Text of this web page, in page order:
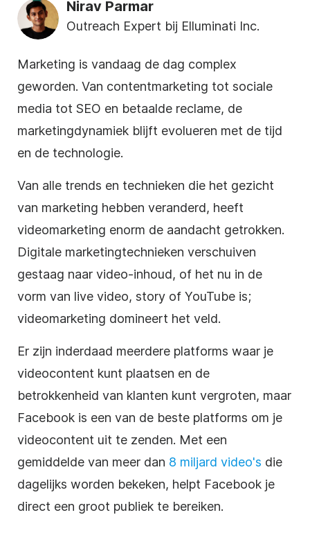
Nirav Parmar
Outreach Expert bij Elluminati Inc.
Marketing is vandaag de dag complex
geworden. Van contentmarketing tot sociale
media tot SEO en betaalde reclame, de
marketingdynamiek blijft evolueren met de tijd
en de technologie.
Van alle trends en technieken die het gezicht
van marketing hebben veranderd, heeft
videomarketing enorm de aandacht getrokken.
Digitale marketingtechnieken verschuiven
gestaag naar video-inhoud, of het nu in de
vorm van live video, story of YouTube is;
videomarketing domineert het veld.
Er zijn inderdaad meerdere platforms waar je
videocontent kunt plaatsen en de
betrokkenheid van klanten kunt vergroten, maar
Facebook is een van de beste platforms om je
videocontent uit te zenden. Met een
gemiddelde van meer dan 8 miljard video's die
dagelijks worden bekeken, helpt Facebook je
direct een groot publiek te bereiken.